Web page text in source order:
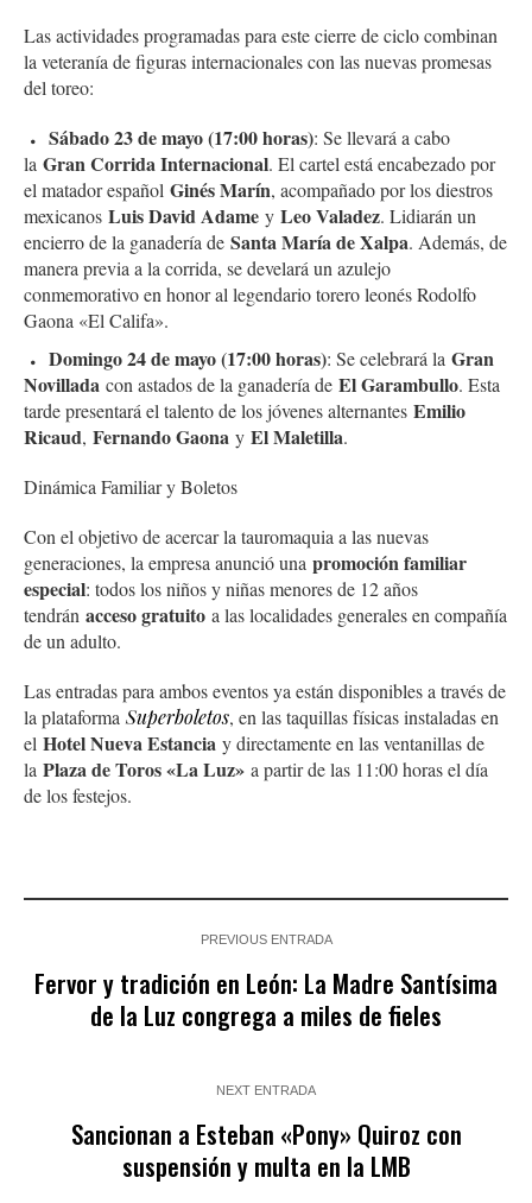
Las actividades programadas para este cierre de ciclo combinan
la veteranía de figuras internacionales con las nuevas promesas
del toreo:
Sábado 23 de mayo (17:00 horas): Se llevará a cabo
la Gran Corrida Internacional. El cartel está encabezado por
el matador español Ginés Marín, acompañado por los diestros
mexicanos Luis David Adame y Leo Valadez. Lidiarán un
encierro de la ganadería de Santa María de Xalpa. Además, de
manera previa a la corrida, se develará un azulejo
conmemorativo en honor al legendario torero leonés Rodolfo
Gaona «El Califa».
Domingo 24 de mayo (17:00 horas): Se celebrará la Gran
Novillada con astados de la ganadería de El Garambullo. Esta
tarde presentará el talento de los jóvenes alternantes Emilio
Ricaud, Fernando Gaona y El Maletilla.
Dinámica Familiar y Boletos
Con el objetivo de acercar la tauromaquia a las nuevas
generaciones, la empresa anunció una promoción familiar
especial: todos los niños y niñas menores de 12 años
tendrán acceso gratuito a las localidades generales en compañía
de un adulto.
Las entradas para ambos eventos ya están disponibles a través de
la plataforma Superboletos, en las taquillas físicas instaladas en
el Hotel Nueva Estancia y directamente en las ventanillas de
la Plaza de Toros «La Luz» a partir de las 11:00 horas el día
de los festejos.
PREVIOUS ENTRADA
Fervor y tradición en León: La Madre Santísima
de la Luz congrega a miles de fieles
NEXT ENTRADA
Sancionan a Esteban «Pony» Quiroz con
suspensión y multa en la LMB